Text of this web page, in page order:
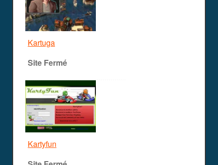
Kartuga
Site Fermé
Kartyfun